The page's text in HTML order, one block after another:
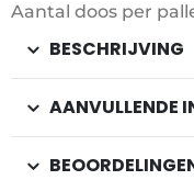
Aantal doos per
BESCHRIJVING
AANVULLENDE